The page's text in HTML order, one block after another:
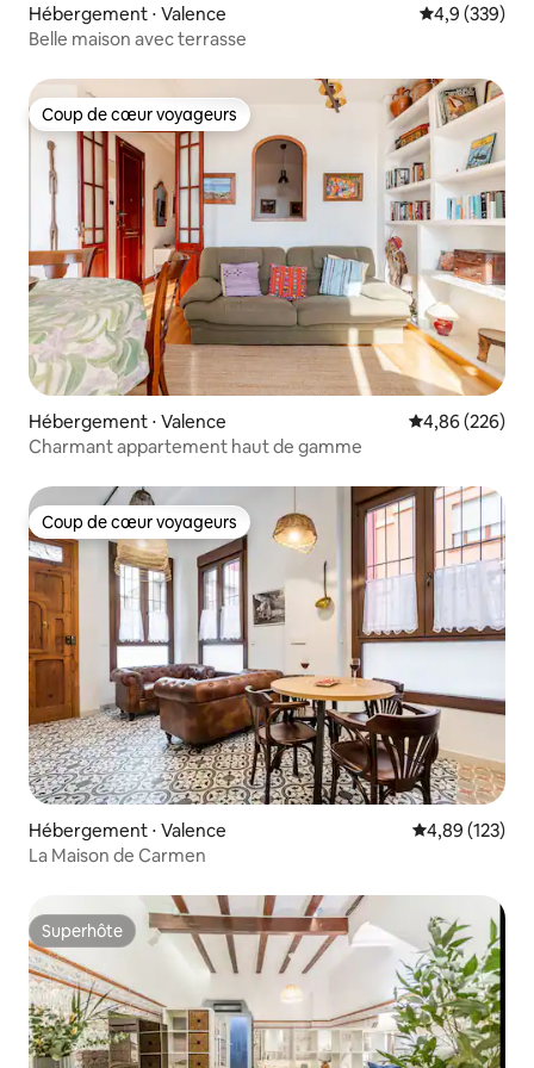
Hébergement ⋅ Valence Évaluation
4,9 (339)
Belle maison avec terrasse
Coup de cœur voyageurs
Coup de cœur voyageurs
Hébergement ⋅ Valence Évaluation
4,86 (226)
Charmant appartement haut de gamme
Coup de cœur voyageurs
Coup de cœur voyageurs
Hébergement ⋅ Valence Évaluation
4,89 (123)
La Maison de Carmen
Superhôte
Superhôte